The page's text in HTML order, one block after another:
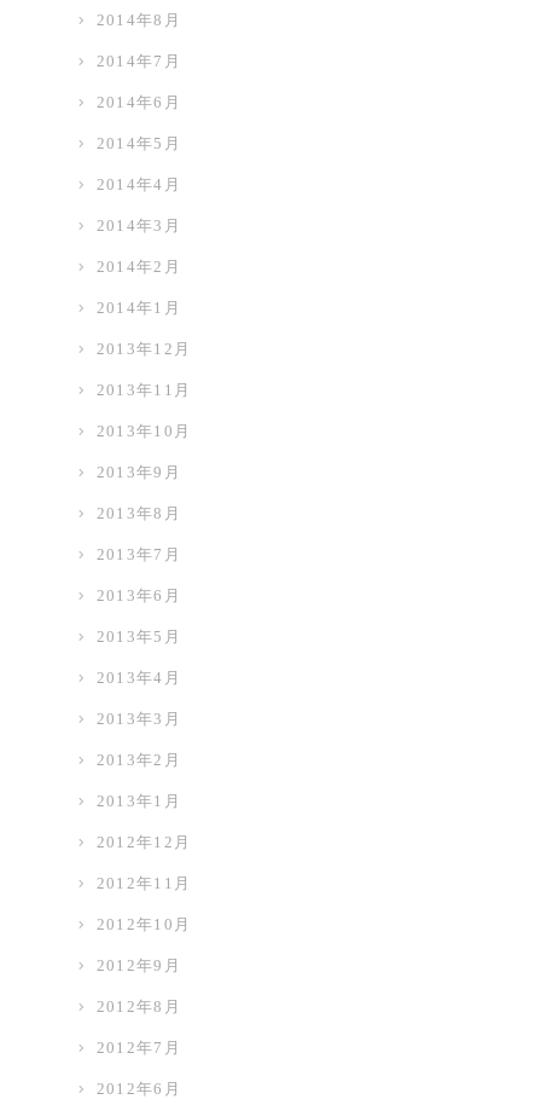
2014年8月
2014年7月
2014年6月
2014年5月
2014年4月
2014年3月
2014年2月
2014年1月
2013年12月
2013年11月
2013年10月
2013年9月
2013年8月
2013年7月
2013年6月
2013年5月
2013年4月
2013年3月
2013年2月
2013年1月
2012年12月
2012年11月
2012年10月
2012年9月
2012年8月
2012年7月
2012年6月